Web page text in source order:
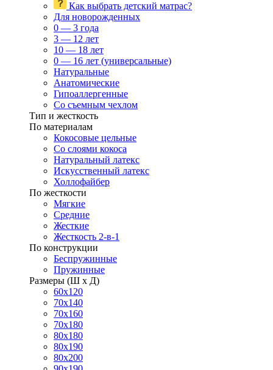
Как выбрать детский матрас?
Для новорожденных
0 — 3 года
3 — 12 лет
10 — 18 лет
0 — 16 лет (универсальные)
Натуральные
Анатомические
Гипоаллергенные
Со съемным чехлом
Тип и жесткость
По материалам
Кокосовые цельные
Со слоями кокоса
Натуральный латекс
Искусственный латекс
Холлофайбер
По жесткости
Мягкие
Средние
Жесткие
Жесткость 2-в-1
По конструкции
Беспружинные
Пружинные
Размеры (Ш х Д)
60х120
70х140
70х160
70х180
80х180
80х190
80х200